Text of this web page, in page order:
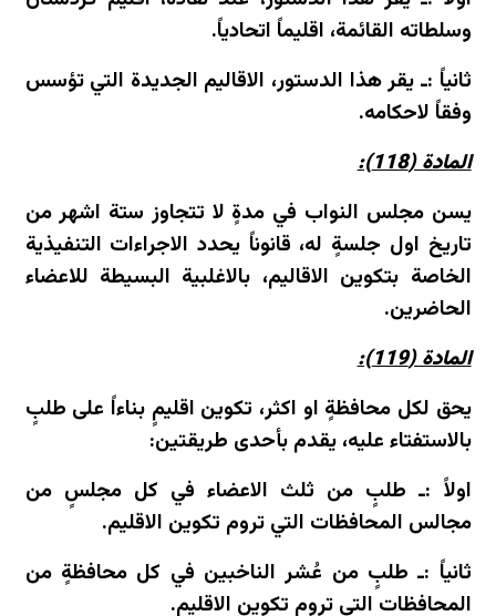
وسلطاته القائمة، اقليماً اتحادياً.
ثانياً :ـ يقر هذا الدستور، الاقاليم الجديدة التي تؤسس
وفقاً لاحكامه.
المادة (118):
يسن مجلس النواب في مدةٍ لا تتجاوز ستة اشهر من
تاريخ اول جلسةٍ له، قانوناً يحدد الاجراءات التنفيذية
الخاصة بتكوين الاقاليم، بالاغلبية البسيطة للاعضاء
الحاضرين.
المادة (119):
يحق لكل محافظةٍ او اكثر، تكوين اقليمٍ بناءاً على طلبٍ
بالاستفتاء عليه، يقدم بأحدى طريقتين:
اولاً :ـ طلبٍ من ثلث الاعضاء في كل مجلسٍ من
مجالس المحافظات التي تروم تكوين الاقليم.
ثانياً :ـ طلبٍ من عُشر الناخبين في كل محافظةٍ من
المحافظات التي تروم تكوين الاقليم.